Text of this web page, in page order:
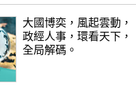
大國博奕，風起雲動，
政經人事，環看天下，
全局解碼。